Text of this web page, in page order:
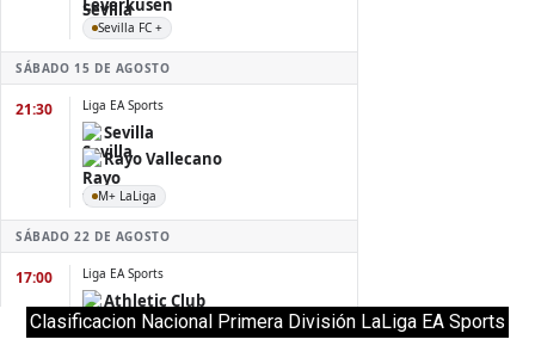
Clasificacion Nacional Primera División LaLiga EA Sports